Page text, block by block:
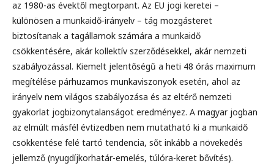
az 1980-as évektől megtorpant. Az EU jogi keretei –
különösen a munkaidő-irányelv – tág mozgásteret
biztosítanak a tagállamok számára a munkaidő
csökkentésére, akár kollektív szerződésekkel, akár nemzeti
szabályozással. Kiemelt jelentőségű a heti 48 órás maximum
megítélése párhuzamos munkaviszonyok esetén, ahol az
irányelv nem világos szabályozása és az eltérő nemzeti
gyakorlat jogbizonytalanságot eredményez. A magyar jogban
az elmúlt másfél évtizedben nem mutatható ki a munkaidő
csökkentése felé tartó tendencia, sőt inkább a növekedés
jellemző (nyugdíjkorhatár-emelés, túlóra-keret bővítés).